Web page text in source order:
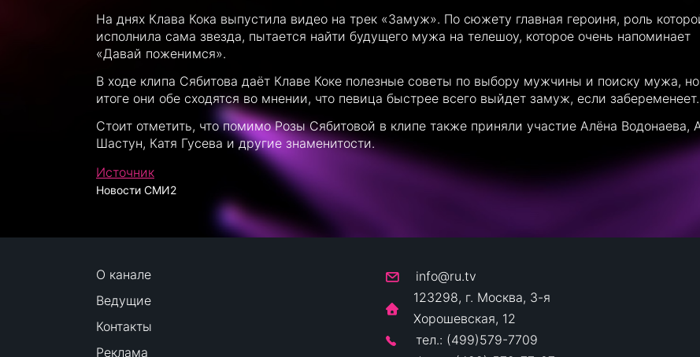
На днях Клава Кока выпустила видео на трек «Замуж». По сюжету главная героиня, роль
исполнила сама звезда, пытается найти будущего мужа на телешоу, которое очень напоминает
«Давай поженимся».
В ходе клипа Сябитова даёт Клаве Коке полезные советы по выбору мужчины и поиску мужа,
итоге они обе сходятся во мнении, что певица быстрее всего выйдет замуж, если забеременеет.
Стоит отметить, что помимо Розы Сябитовой в клипе также приняли участие Алёна Водонаева,
Шастун, Катя Гусева и другие знаменитости.
Источник
Новости СМИ2
О канале
Ведущие
Контакты
Реклама
info@ru.tv
123298, г. Москва, 3-я
Хорошевская, 12
тел.: (499)579-7709